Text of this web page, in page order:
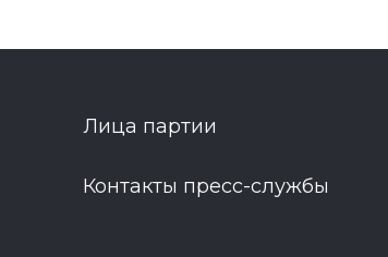
Лица партии
Контакты пресс-службы